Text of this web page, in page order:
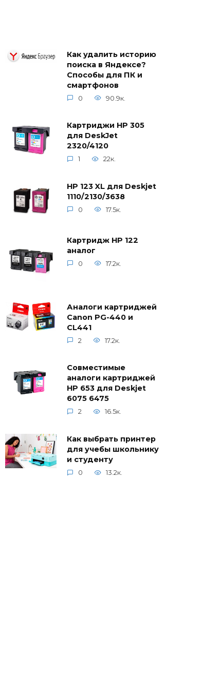
Как удалить историю
поиска в Яндексе?
Способы для ПК и
смартфонов
0 90.9к.
Картриджи HP 305
для DeskJet
2320/4120
1 22к.
HP 123 XL для Deskjet
1110/2130/3638
0 17.5к.
Картридж HP 122
аналог
0 17.2к.
Аналоги картриджей
Canon PG-440 и
CL441
2 17.2к.
Совместимые
аналоги картриджей
HP 653 для Deskjet
6075 6475
2 16.5к.
Как выбрать принтер
для учебы школьнику
и студенту
0 13.2к.